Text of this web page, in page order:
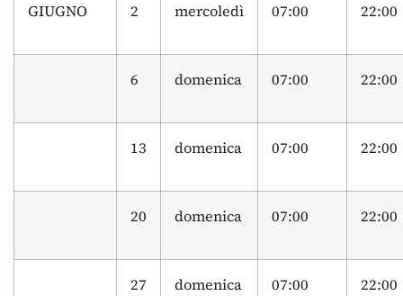
GIUGNO 2 mercoledì 07:00 22:00
6 domenica 07:00 22:00
13 domenica 07:00 22:00
20 domenica 07:00 22:00
27 domenica 07:00 22:00